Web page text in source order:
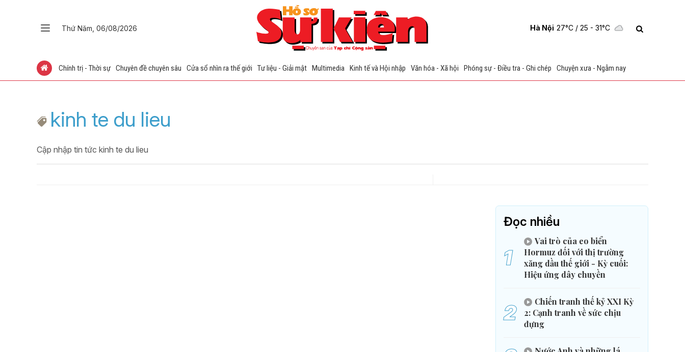
Thứ Năm, 06/08/2026 Hà Nội 27°C / 25 - 31°C
Chính trị - Thời sự Chuyên đề chuyên sâu Cửa sổ nhìn ra thế giới Tư liệu - Giải mật Multimedia Kinh tế và Hội nhập Văn hóa - Xã hội Phóng sự - Điều tra - Ghi chép Chuyện xưa - Ngẫm nay
kinh te du lieu
Cập nhập tin tức kinh te du lieu
Đọc nhiều
1
Vai trò của eo biển
Hormuz đối với thị trường
xăng dầu thế giới - Kỳ cuối:
Hiệu ứng dây chuyền
2
Chiến tranh thế kỷ XXI Kỳ
2: Cạnh tranh về sức chịu
đựng